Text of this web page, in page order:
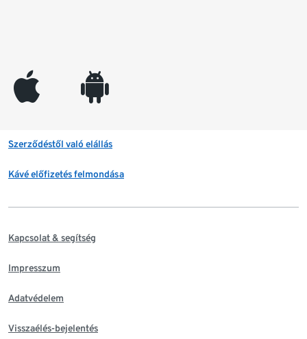
appleinc android
Szerződéstől való elállás
Kávé előfizetés felmondása
Kapcsolat & segítség
Impresszum
Adatvédelem
Visszaélés-bejelentés